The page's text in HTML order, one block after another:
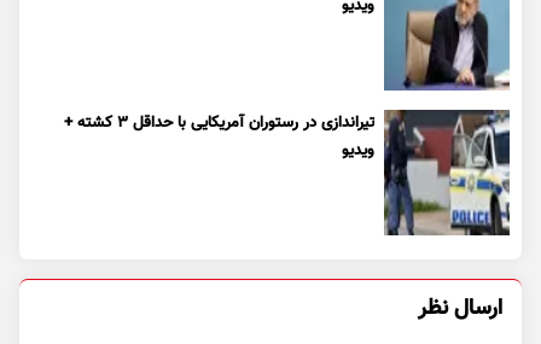
ویدیو
تیراندازی در رستوران آمریکایی با حداقل ۳ کشته +
ویدیو
ارسال نظر